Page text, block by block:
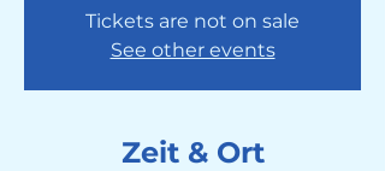
Tickets are not on sale
See other events
Zeit & Ort